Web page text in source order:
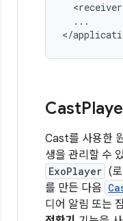
<receiver
...
Cast
Cast를 사용한
생을 관리할 수
ExoPlayer (
를 만든 다음
디어 알림 또는